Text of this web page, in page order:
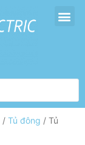
/ Tủ đông / Tủ